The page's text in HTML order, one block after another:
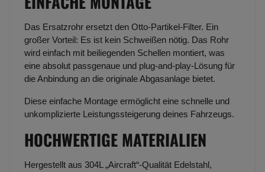
Das Ersatzrohr ersetzt den Otto-Partikel-Filter. Ein
großer Vorteil: Es ist kein Schweißen nötig. Das Rohr
wird einfach mit beiliegenden Schellen montiert, was
eine absolut passgenaue und plug-and-play-Lösung für
die Anbindung an die originale Abgasanlage bietet.
Diese einfache Montage ermöglicht eine schnelle und
unkomplizierte Leistungssteigerung deines Fahrzeugs.
HOCHWERTIGE MATERIALIEN
Hergestellt aus 304L „Aircraft“-Qualität Edelstahl,